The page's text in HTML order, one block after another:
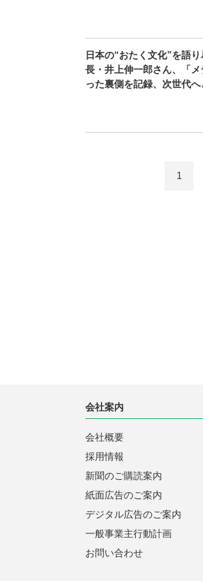
日本の“おたく文化”を語
長・井上伸一郎さん、「
った裏側を記録、次世代
1
会社案内
会社概要
採用情報
新聞のご購読案内
紙面広告のご案内
デジタル広告のご案内
一般事業主行動計画
お問い合わせ